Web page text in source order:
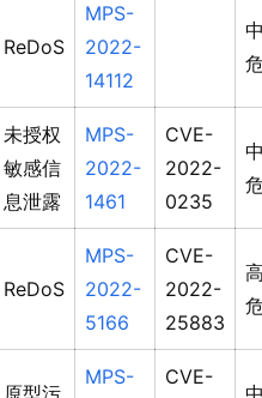
ReDoS
MPS-
2022-
14112
未授权
敏感信
息泄露
MPS-
2022-
1461
CVE-
2022-
0235
ReDoS
MPS-
2022-
5166
CVE-
2022-
25883
MPS-
CVE-